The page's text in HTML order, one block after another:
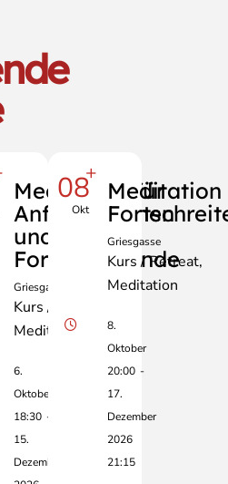
Meditation für
Anfänger:innen
und
Fortschreitende
Griesgasse
Kurs / Retreat
Meditation
6.
Oktober
18:30 -
15.
Dezember
08+
Okt
Griesgasse
Kurs / Retreat
Meditation
8.
Oktober
20:00 -
17.
Dezember
2026
21:15